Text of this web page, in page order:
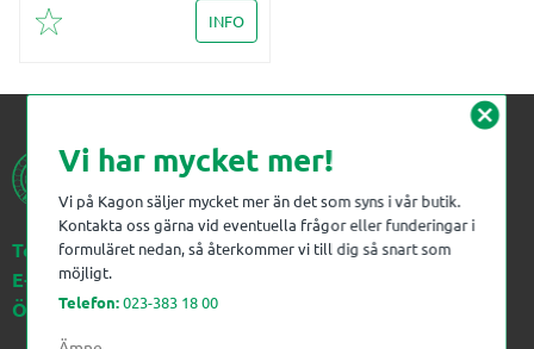
Lägg till i favoriter
INFO
Telefon:023-383 18 00
E-post:kagon@kagon.se
Öppettider:Måndag-Fredag, 07-16
cancel
Vi har mycket mer!
Vi på Kagon säljer mycket mer än det som syns i vår butik.
Kontakta oss gärna vid eventuella frågor eller funderingar i
formuläret nedan, så återkommer vi till dig så snart som
möjligt.
Telefon:023-383 18 00